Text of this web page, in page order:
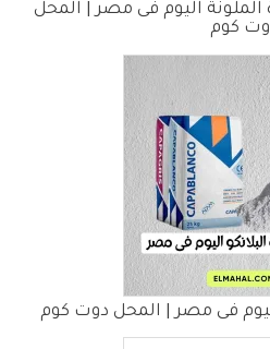
الملونة اليوم فى مصر | المحل
كوم
فى مصر | المحل دوت كوم